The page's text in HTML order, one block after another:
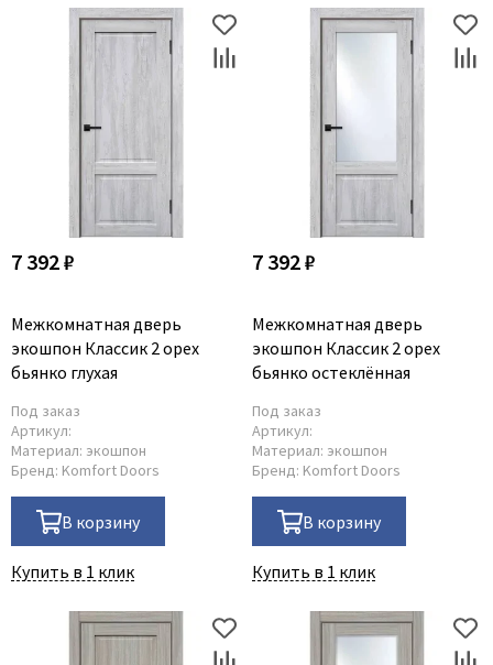
7 392 ₽
Межкомнатная дверь
экошпон Классик 2 орех
бьянко глухая
Под заказ
Артикул:
Материал: экошпон
Бренд: Komfort Doors
В корзину
Купить в 1 клик
7 392 ₽
Межкомнатная дверь
экошпон Классик 2 орех
бьянко остеклённая
Под заказ
Артикул:
Материал: экошпон
Бренд: Komfort Doors
В корзину
Купить в 1 клик